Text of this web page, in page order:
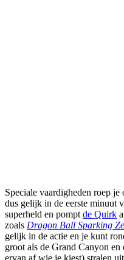
Speciale vaardigheden roep
dus gelijk in de eerste minuut
superheld en pompt de Quirk
zoals Dragon Ball Sparking
gelijk in de actie en je kunt
groot als de Grand Canyon